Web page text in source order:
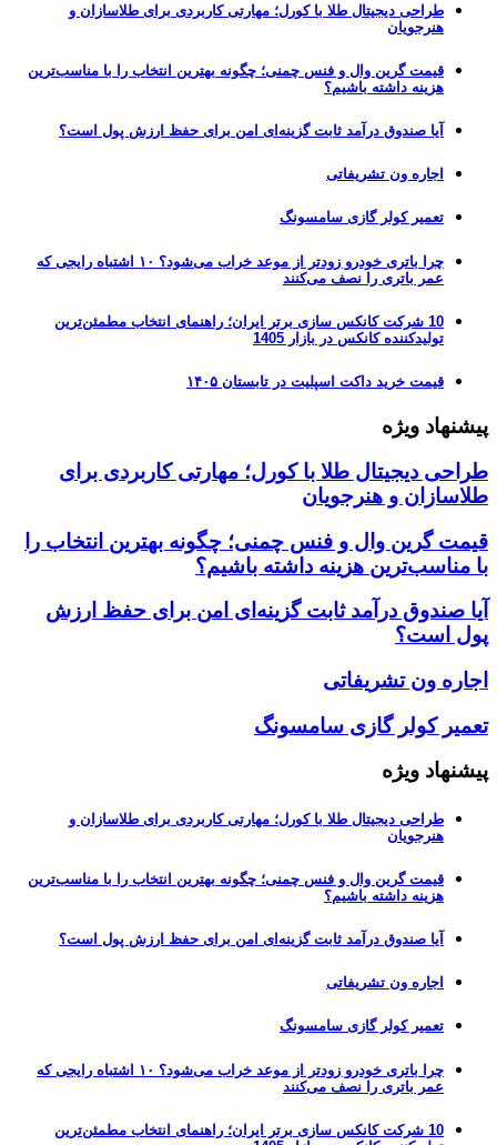
طراحی دیجیتال طلا با کورل؛ مهارتی کاربردی برای طلاسازان و
هنرجویان
قیمت گرین وال و فنس چمنی؛ چگونه بهترین انتخاب را با مناسب‌ترین
هزینه داشته باشیم؟
آیا صندوق درآمد ثابت گزینه‌ای امن برای حفظ ارزش پول است؟
اجاره ون تشریفاتی
تعمیر کولر گازی سامسونگ
چرا باتری خودرو زودتر از موعد خراب می‌شود؟ ۱۰ اشتباه رایجی که
عمر باتری را نصف می‌کنند
10 شرکت کانکس سازی برتر ایران؛ راهنمای انتخاب مطمئن‌ترین
تولیدکننده کانکس در بازار 1405
قیمت خرید داکت اسپلیت در تابستان ۱۴۰۵
پیشنهاد ویژه
طراحی دیجیتال طلا با کورل؛ مهارتی کاربردی برای
طلاسازان و هنرجویان
قیمت گرین وال و فنس چمنی؛ چگونه بهترین انتخاب را
با مناسب‌ترین هزینه داشته باشیم؟
آیا صندوق درآمد ثابت گزینه‌ای امن برای حفظ ارزش
پول است؟
اجاره ون تشریفاتی
تعمیر کولر گازی سامسونگ
پیشنهاد ویژه
طراحی دیجیتال طلا با کورل؛ مهارتی کاربردی برای طلاسازان و
هنرجویان
قیمت گرین وال و فنس چمنی؛ چگونه بهترین انتخاب را با مناسب‌ترین
هزینه داشته باشیم؟
آیا صندوق درآمد ثابت گزینه‌ای امن برای حفظ ارزش پول است؟
اجاره ون تشریفاتی
تعمیر کولر گازی سامسونگ
چرا باتری خودرو زودتر از موعد خراب می‌شود؟ ۱۰ اشتباه رایجی که
عمر باتری را نصف می‌کنند
10 شرکت کانکس سازی برتر ایران؛ راهنمای انتخاب مطمئن‌ترین